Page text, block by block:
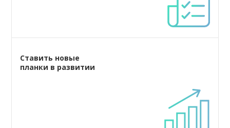
Ставить новые
планки в развитии